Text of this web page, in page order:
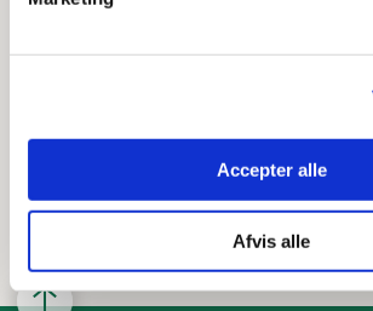
Accepter alle
Afvis alle
Frederiksberg Rådhus
Send sikker digital post til